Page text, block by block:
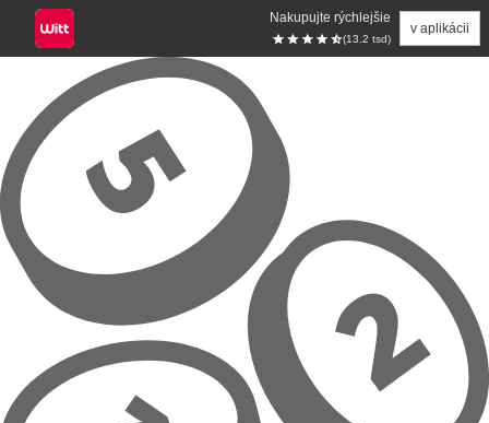
Nakupujte rýchlejšie
(13.2 tsd)
v aplikácii
Prejsť na hlavný obsah